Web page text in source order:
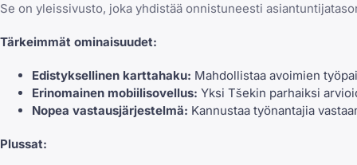
Se on yleissivusto, joka yhdistää onnistuneesti
Tärkeimmät ominaisuudet:
Edistyksellinen karttahaku: Mahdollistaa avoimien
Erinomainen mobiilisovellus: Yksi Tšekin parhaiksi
Nopea vastausjärjestelmä: Kannustaa työnantajia
Plussat: